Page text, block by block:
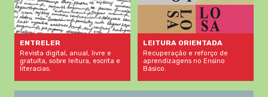
ENTRELER
Revista digital, anual, livre e
gratuita, sobre leitura, escrita e
literacias.
LEITURA ORIENTADA
Recuperação e reforço de
aprendizagens no Ensino
Básico.